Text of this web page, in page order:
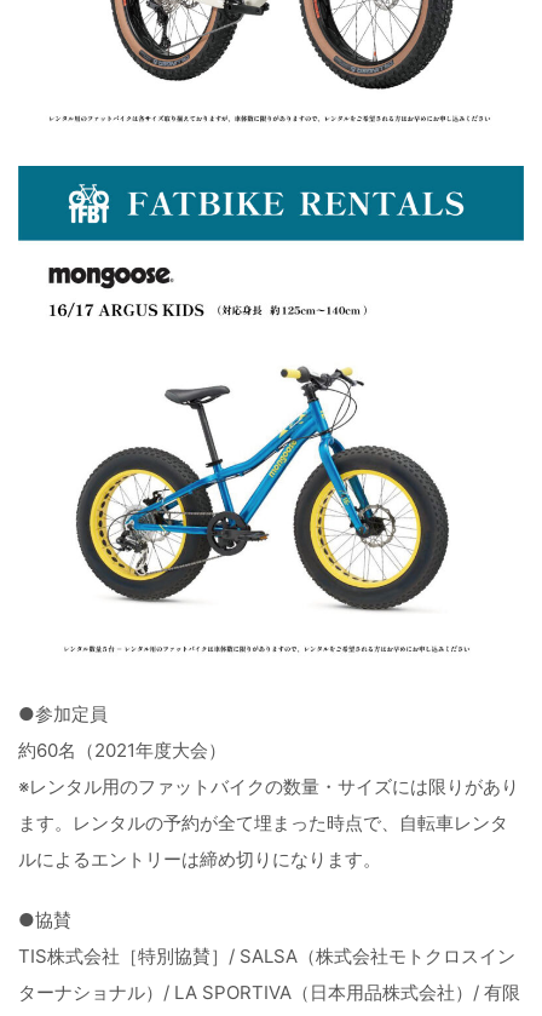
●参加定員
約60名（2021年度大会）
※レンタル用のファットバイクの数量・サイズには限りがあり
ます。レンタルの予約が全て埋まった時点で、自転車レンタ
ルによるエントリーは締め切りになります。
●協賛
TIS株式会社［特別協賛］/ SALSA（株式会社モトクロスイン
ターナショナル）/ LA SPORTIVA（日本用品株式会社）/ 有限